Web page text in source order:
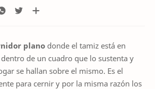
plano donde el tamiz está en
de un cuadro que lo sustenta y
se hallan sobre el mismo. Es el
para cernir y por la misma razón los